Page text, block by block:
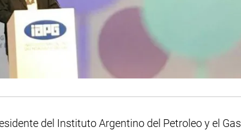
del Instituto Argentino del Petroleo y el Gas